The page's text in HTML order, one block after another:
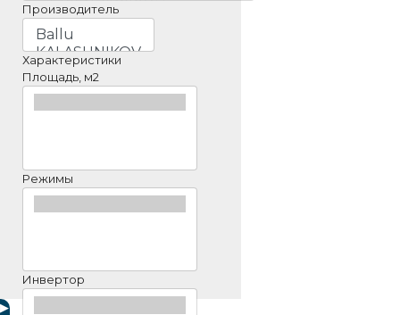
Производитель
Характеристики
Площадь, м2
Режимы
Инвертор
▶